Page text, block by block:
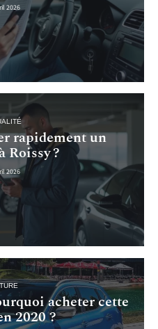
2026
rapidement un
Roissy ?
2026
acheter cette
2020 ?